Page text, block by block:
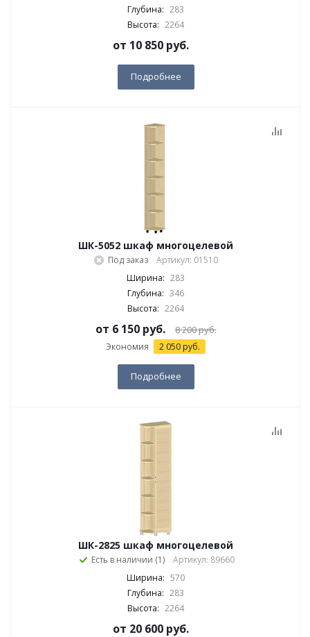
Глубина: 283
Высота: 2264
от 10 850 руб.
Подробнее
ШК-5052 шкаф многоцелевой
Под заказ
Артикул: 01510
Ширина: 283
Глубина: 346
Высота: 2264
от 6 150 руб. 8 200 руб.
Экономия 2 050 руб.
Подробнее
ШК-2825 шкаф многоцелевой
Есть в наличии (1)
Артикул: 89660
Ширина: 570
Глубина: 283
Высота: 2264
от 20 600 руб.